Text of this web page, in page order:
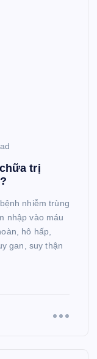
trị
nhiễm trùng
nhập vào máu
hô hấp,
gan, suy thận